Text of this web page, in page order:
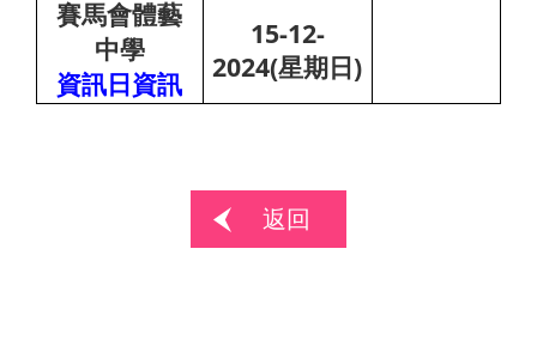
賽馬會體藝
中學
資訊日資訊
15-12-
2024(星期日 )
返回